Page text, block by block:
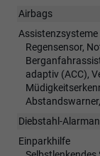
Airbags
Assistenzsysteme
Regensensor,
adaptiv (ACC),
Diebstahl-
Einparkhilfe